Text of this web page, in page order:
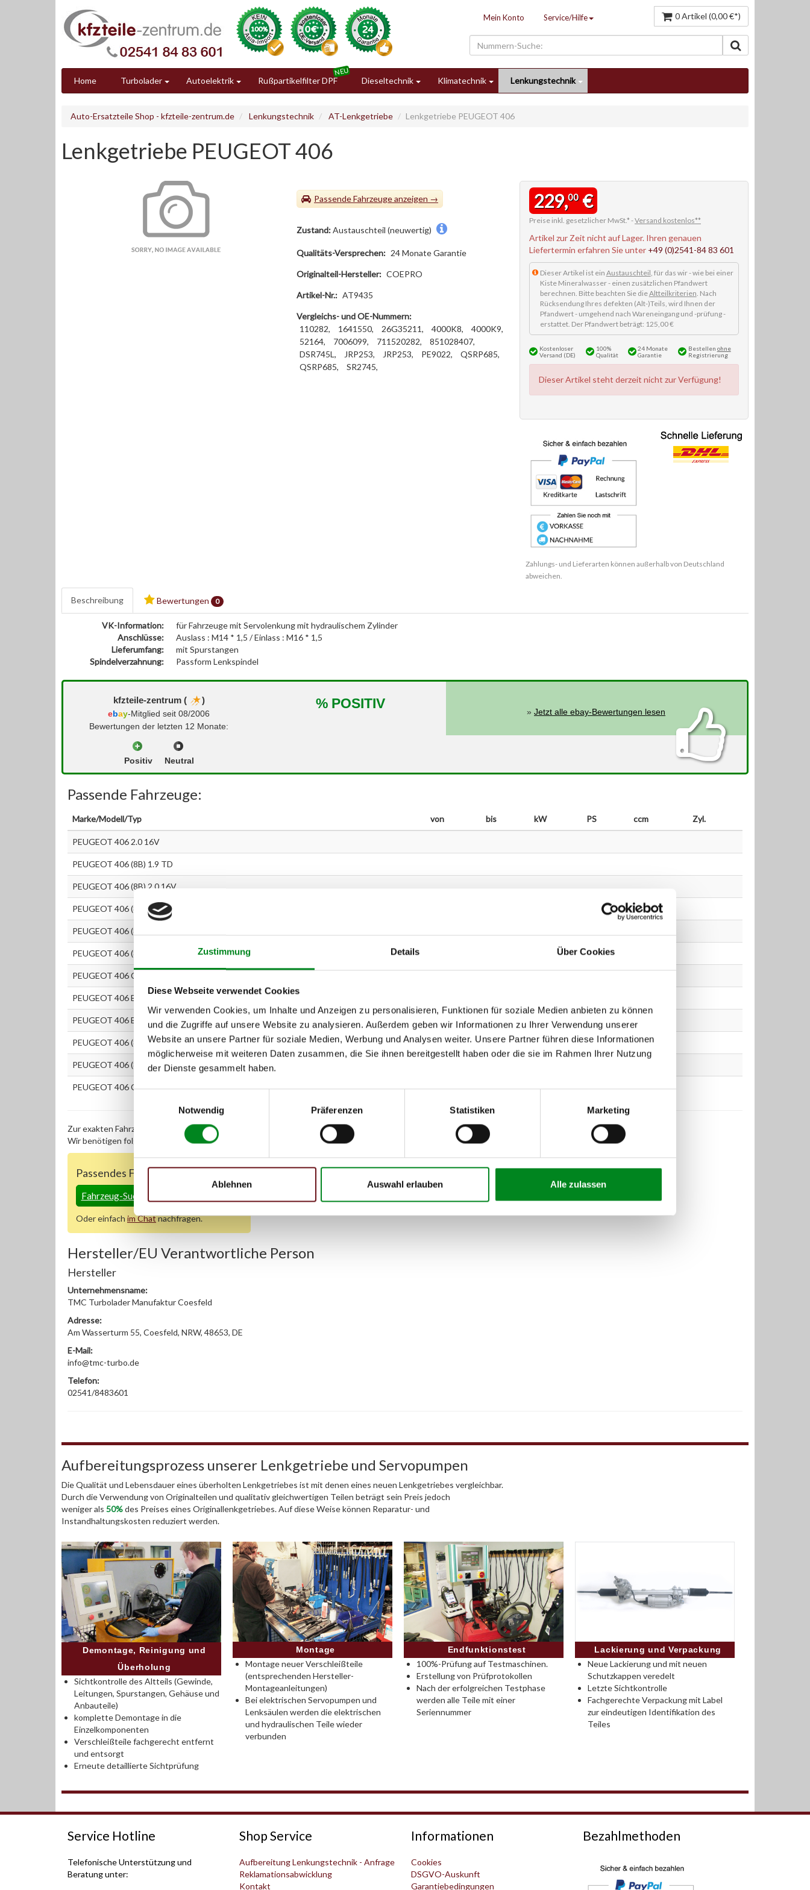
Zustimmung Details Über Cookies
Diese Webseite verwendet Cookies
Wir verwenden Cookies, um Inhalte und Anzeigen zu personalisieren, Funktionen für soziale Medien anbieten zu können
und die Zugriffe auf unsere Website zu analysieren. Außerdem geben wir Informationen zu Ihrer Verwendung unserer
Website an unsere Partner für soziale Medien, Werbung und Analysen weiter. Unsere Partner führen diese Informationen
möglicherweise mit weiteren Daten zusammen, die Sie ihnen bereitgestellt haben oder die sie im Rahmen Ihrer Nutzung
der Dienste gesammelt haben.
Notwendig
Präferenzen Statistiken Marketing
Ablehnen Auswahl erlauben Alle zulassen
Mein Konto Service/Hilfe 0 Artikel (0,00 €*)
Home Turbolader Autoelektrik Rußpartikelfilter DPF Dieseltechnik Klimatechnik Lenkungstechnik
Auto-Ersatzteile Shop - kfzteile-zentrum.de Lenkungstechnik AT-Lenkgetriebe Lenkgetriebe PEUGEOT 406
Lenkgetriebe PEUGEOT 406
Passende Fahrzeuge
Zustand:Austauschteil (neuwertig)
Qualitäts-Versprechen: 24 Monate Garantie
Originalteil-Hersteller: COEPRO
Artikel-Nr.: AT9435
Vergleichs- und OE-Nummern:
110282,
1641550, 26G35211, 4000K8,
4000K9,
52164,
7006099, 711520282,
851028407,
DSR745L,
JRP253, JRP253, PE9022,
QSRP685,
QSRP685,
SR2745,
229,00€
Preise inkl. gesetzlicher MwSt.* -Versand kostenlos**
Artikel zur Zeit nicht auf Lager. Ihren genauen
Liefertermin erfahren Sie unter +49 (0)2541-84 83 601
Dieser Artikel ist ein Austauschteil, für das wir - wie bei einer
Kiste Mineralwasser - einen zusätzlichen Pfandwert
berechnen. Bitte beachten Sie dieAltteilkriterien. Nach
Rücksendung Ihres defekten (Alt-)Teils, wird Ihnen der
Pfandwert - umgehend nach Wareneingang und -prüfung -
erstattet. Der Pfandwert beträgt: 125,00 €
Kostenloser
Versand (DE)
100%
Qualität
24 Monate
Garantie
Bestellen ohne
Registrierung
Dieser Artikel steht derzeit nicht zur Verfügung!
Zahlungs- und Lieferarten können außerhalb von Deutschland
abweichen.
Beschreibung Bewertungen 0
VK-Information:
für Fahrzeuge mit Servolenkung mit hydraulischem Zylinder
Anschlüsse:
Auslass : M14 * 1,5 / Einlass : M16 * 1,5
Lieferumfang:
mit Spurstangen
Spindelverzahnung:
Passform Lenkspindel
kfzteile-zentrum ( )
ebay-Mitglied seit 08/2006
Bewertungen der letzten 12 Monate:
Positiv Neutral
% POSITIV
»Jetzt alle ebay-Bewertungen lesen
Passende Fahrzeuge:
Marke/Modell/Typ von bis kW PS ccm Zyl.
PEUGEOT 406 2.0 16V
PEUGEOT 406 (8B) 1.9 TD
PEUGEOT 406 (8B) 2.0 16V
PEUGEOT 406 (8B) 2.0 16V HPi
PEUGEOT 406 (8B) 2.0 Turbo
PEUGEOT 406 (8B) 2.1 TD 12V
PEUGEOT 406 Coupe (8C) 2.0 16V
PEUGEOT 406 Break (8E/F) 2.0 16V
PEUGEOT 406 Break (8E/F) 2.0 Turbo
PEUGEOT 406 (8B) 2.0 16V
PEUGEOT 406 (8B) 2.0 16V
PEUGEOT 406 Coupe (8C) 2.0 16V
Zur exakten Fahrzeug-Identifizierung können Sie auch unseren Support kontaktieren (
, Telefon oder E-Mail).
Wir benötigen folgende Fahrzeugdaten:
zu 2 (2.1) und zu 3 (2.2) oder Fahrgestellnummer.
Passendes Fahrzeug nicht dabei?
Fahrzeug-Suche für AT-Lenkgetriebe
Oder einfach im Chatnachfragen.
Hersteller/EU Verantwortliche Person
Hersteller
Unternehmensname:
TMC Turbolader Manufaktur Coesfeld
Adresse:
Am Wasserturm 55, Coesfeld, NRW, 48653, DE
E-Mail:
info@tmc-turbo.de
Telefon:
02541/8483601
Aufbereitungsprozess unserer Lenkgetriebe und Servopumpen
Die Qualität und Lebensdauer eines überholten Lenkgetriebes ist mit denen eines neuen Lenkgetriebes vergleichbar.
Durch die Verwendung von Originalteilen und qualitativ gleichwertigen Teilen beträgt sein Preis jedoch
weniger als 50%des Preises eines Originallenkgetriebes. Auf diese Weise können Reparatur- und
Instandhaltungskosten reduziert werden.
Demontage, Reinigung und
Überholung
Sichtkontrolle des Altteils (Gewinde,
Leitungen, Spurstangen, Gehäuse und
Anbauteile)
komplette Demontage in die
Einzelkomponenten
Verschleißteile fachgerecht entfernt
und entsorgt
Erneute detaillierte Sichtprüfung
Montage
Montage neuer Verschleißteile
(entsprechenden Hersteller-
Montageanleitungen)
Bei elektrischen Servopumpen und
Lenksäulen werden die elektrischen
und hydraulischen Teile wieder
verbunden
Endfunktionstest
100%-Prüfung auf Testmaschinen.
Erstellung von Prüfprotokollen
Nach der erfolgreichen Testphase
werden alle Teile mit einer
Seriennummer
Lackierung und Verpackung
Neue Lackierung und mit neuen
Schutzkappen veredelt
Letzte Sichtkontrolle
Fachgerechte Verpackung mit Label
zur eindeutigen Identifikation des
Teiles
Service Hotline
Telefonische Unterstützung und
Beratung unter:
Shop Service
Aufbereitung Lenkungstechnik - Anfrage
Reklamationsabwicklung
Kontakt
Informationen
Cookies
DSGVO-Auskunft
Garantiebedingungen
Bezahlmethoden